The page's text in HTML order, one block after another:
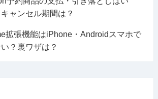
ャンセル期間は？
拡張機能はiPhone・Androidスマホで
？裏ワザは？